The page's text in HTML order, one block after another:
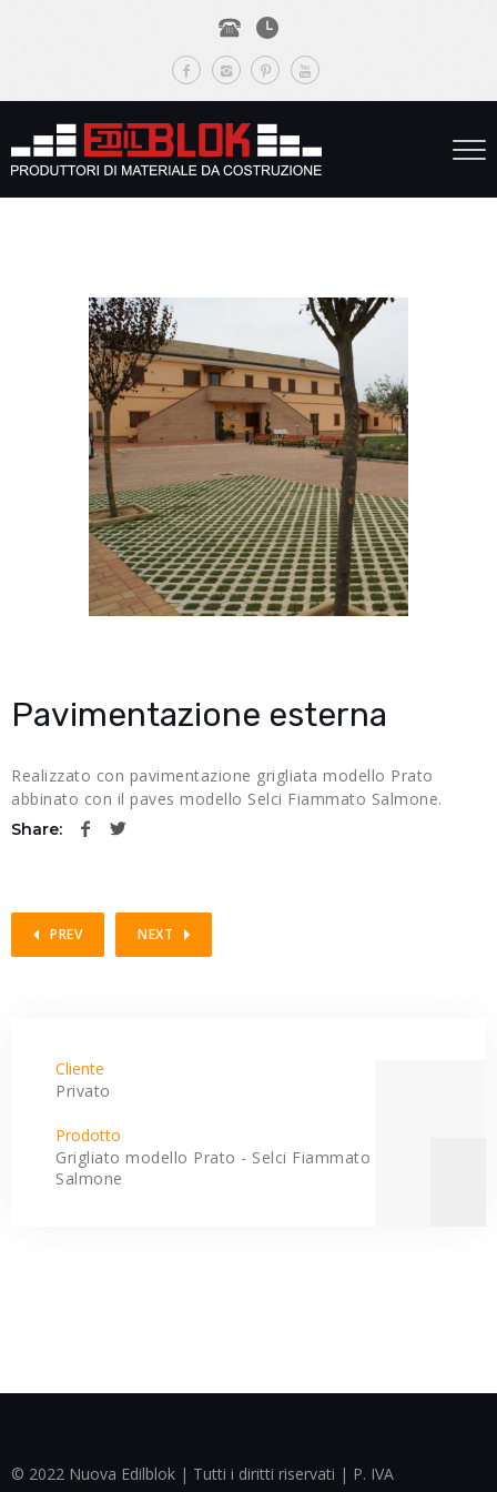
Pavimentazione esterna
Realizzato con pavimentazione grigliata modello Prato
abbinato con il paves modello Selci Fiammato Salmone.
Share:
PREV NEXT
Cliente
Privato
Prodotto
Grigliato modello Prato - Selci Fiammato
Salmone
© 2022 Nuova Edilblok | Tutti i diritti riservati | P. IVA